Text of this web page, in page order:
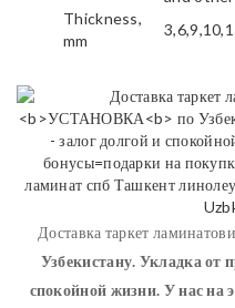
Thickness,
mm
Доставка таркет
Узбекистану. Укладка от
спокойной жизни. У нас на